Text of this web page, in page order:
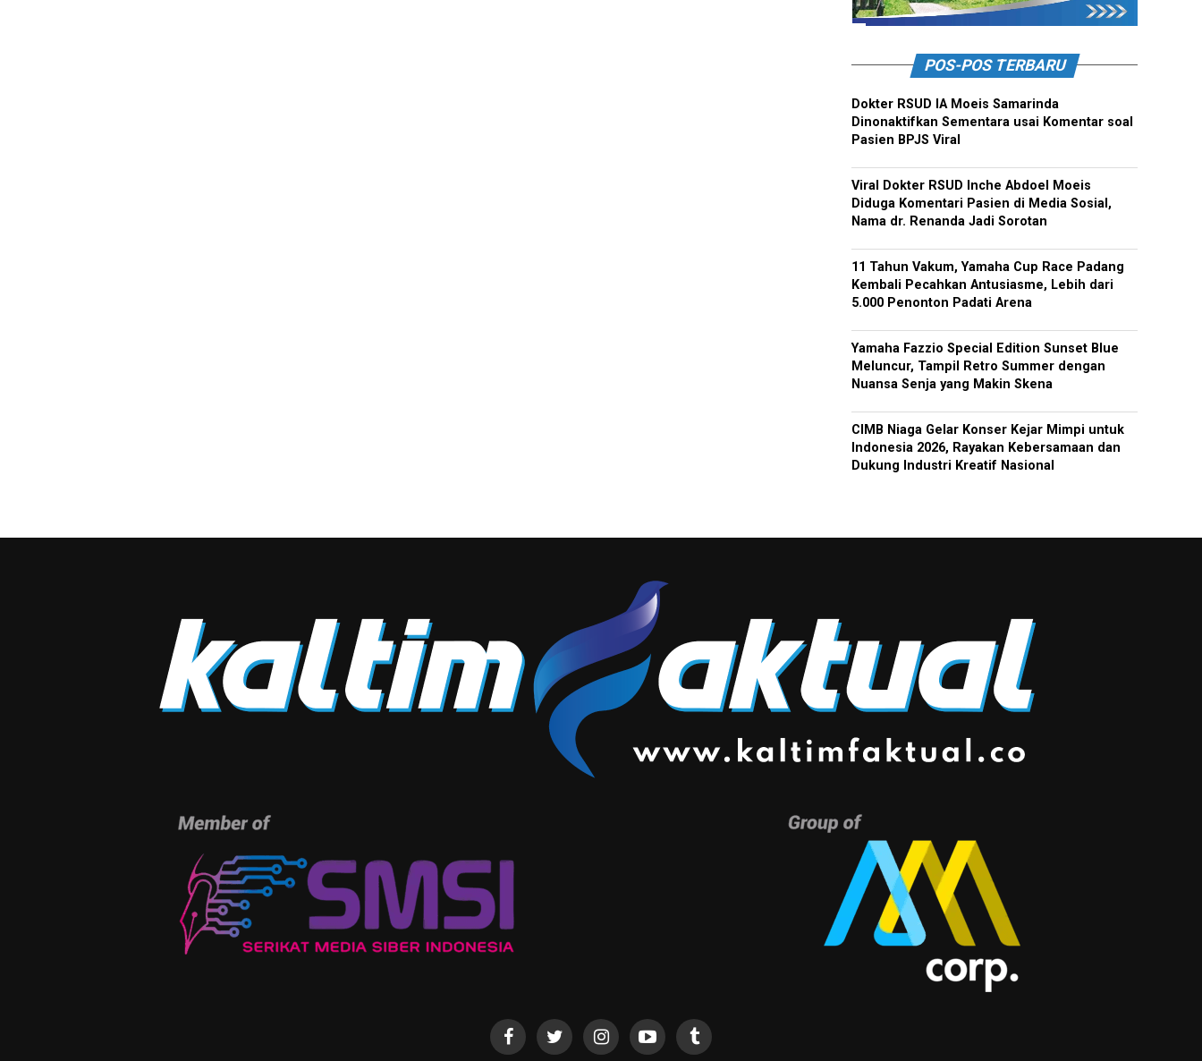
POS-POS TERBARU
Dokter RSUD IA Moeis Samarinda
Dinonaktifkan Sementara usai Komentar soal
Pasien BPJS Viral
Viral Dokter RSUD Inche Abdoel Moeis
Diduga Komentari Pasien di Media Sosial,
Nama dr. Renanda Jadi Sorotan
11 Tahun Vakum, Yamaha Cup Race Padang
Kembali Pecahkan Antusiasme, Lebih dari
5.000 Penonton Padati Arena
Yamaha Fazzio Special Edition Sunset Blue
Meluncur, Tampil Retro Summer dengan
Nuansa Senja yang Makin Skena
CIMB Niaga Gelar Konser Kejar Mimpi untuk
Indonesia 2026, Rayakan Kebersamaan dan
Dukung Industri Kreatif Nasional